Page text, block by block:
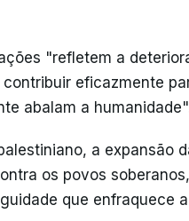
"refletem a
eficazmente
abalam a
a expansão
os povos
que enfraquece